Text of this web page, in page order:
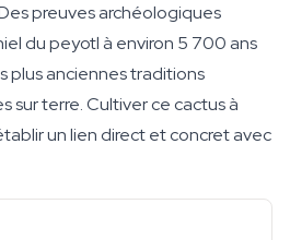
preuves archéologiques
du peyotl à environ 5 700 ans
plus anciennes traditions
sur terre. Cultiver ce cactus à
un lien direct et concret avec